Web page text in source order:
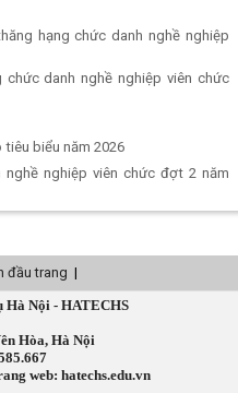
hạng chức danh nghề nghiệp
danh nghề nghiệp viên chức
biểu năm 2026
nghiệp viên chức đợt 2 năm
đầu trang |
Hà Nội - HATECHS
Hòa, Hà Nội
web: hatechs.edu.vn